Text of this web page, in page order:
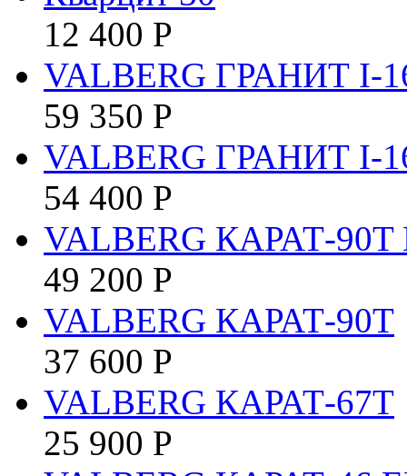
12 400 Р
VALBERG ГРАНИТ I-
59 350 Р
VALBERG ГРАНИТ I-
54 400 Р
VALBERG КАРАТ-90T
49 200 Р
VALBERG КАРАТ-90T
37 600 Р
VALBERG КАРАТ-67T
25 900 Р